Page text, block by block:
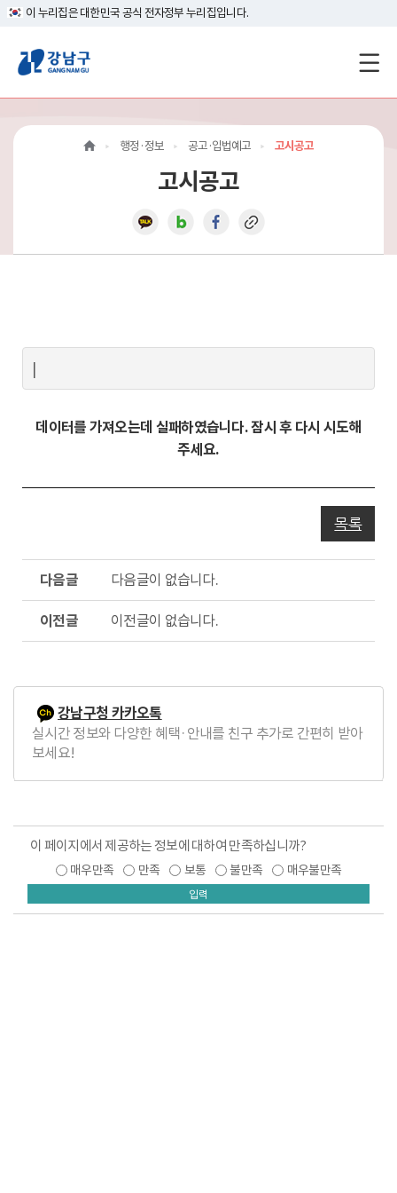
이 누리집은 대한민국 공식 전자정부 누리집입니다.
강
남
구
인
이
동
행정·정보 공고·입법예고 고시공고
고시공고
데이터를 가져오는데 실패하였습니다. 잠시 후 다시 시도해
주세요.
목록
글
다음글이 없습니다.
글
이전글이 없습니다.
강남구청 카카오톡
실시간 정보와 다양한 혜택·안내를 친구 추가로 간편히 받아
보세요!
이 페이지에서 제공하는 정보에 대하여 만족하십니까?
매우만족 만족 보통 불만족 매우불만족
입력